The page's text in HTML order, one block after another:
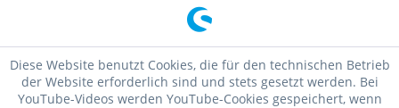
Diese Website benutzt Cookies, die für den technischen Betrieb
der Website erforderlich sind und stets gesetzt werden. Bei
YouTube-Videos werden YouTube-Cookies gespeichert, wenn